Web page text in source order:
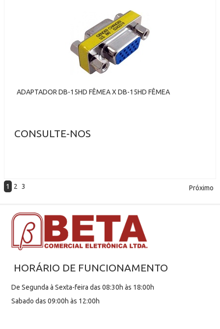
ADAPTADOR DB-15HD FÊMEA X DB-15HD FÊMEA
CONSULTE-NOS
Próximo
1 2 3
HORÁRIO DE FUNCIONAMENTO
De Segunda à Sexta-feira das 08:30h às 18:00h
Sabado das 09:00h às 12:00h